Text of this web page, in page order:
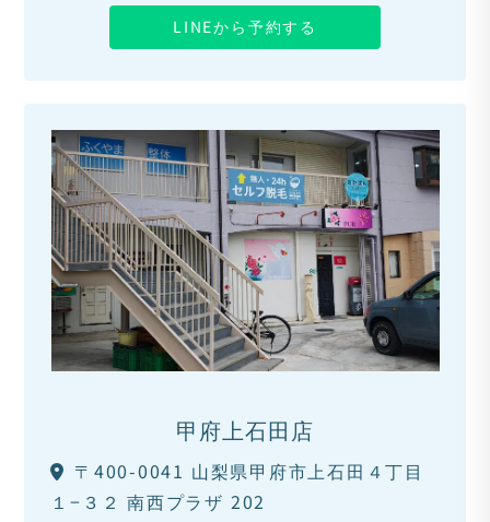
LINEから予約する
甲府上石田店
〒400-0041 山梨県甲府市上石田４丁目
１−３２ 南西プラザ 202